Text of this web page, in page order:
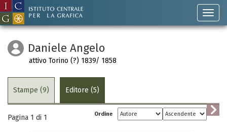
Daniele Angelo
attivo Torino (?) 1839/ 1858
Stampe (9) Editore (5)
Pagina 1 di 1 Ordine